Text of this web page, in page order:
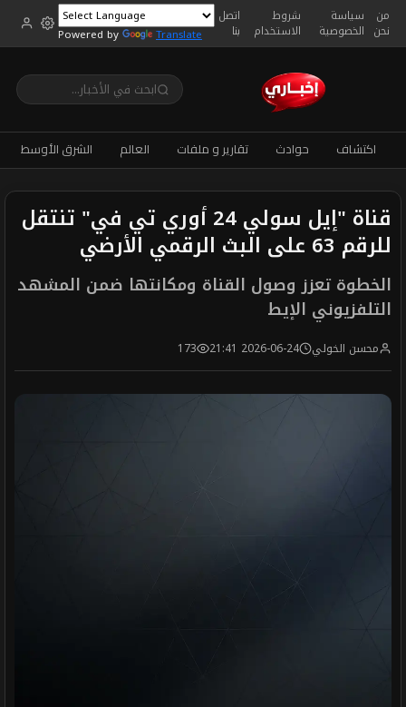
من
نحن
سياسة
الخصوصية
شروط
الاستخدام
اتصل
بنا Powered by Translate
اكتشاف حوادث تقارير و ملفات العالم الشرق الأوسط
قناة "إيل سولي 24 أوري تي في" تنتقل
للرقم 63 على البث الرقمي الأرضي
الخطوة تعزز وصول القناة ومكانتها ضمن المشهد
التلفزيوني الإيط
محسن الخولي 2026-06-24 21:41
173